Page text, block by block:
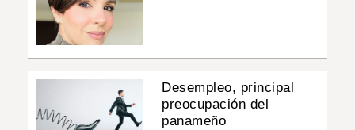
Desempleo, principal
preocupación del
panameño